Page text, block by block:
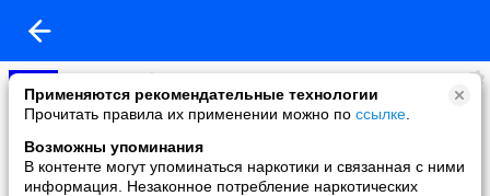
Применяются рекомендательные технологии
Прочитать правила их применении можно по ссылке
Возможны упоминания
В контенте могут упоминаться наркотики и связанная с ними
информация. Незаконное потребление наркотических
msx msxovich
added a photo
22 Jun в 13:07